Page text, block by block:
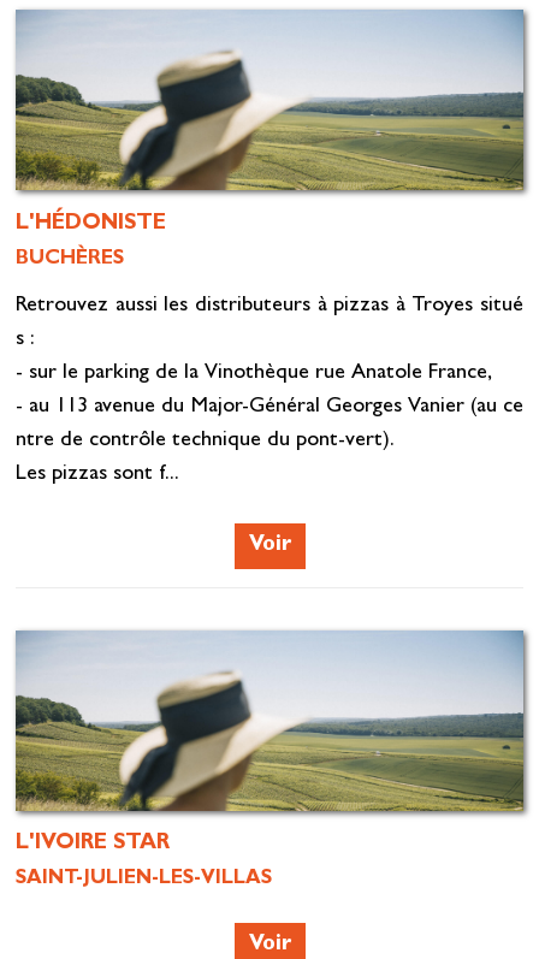
L'HÉDONISTE
BUCHÈRES
Retrouvez aussi les distributeurs à pizzas à Troyes situé
s :
- sur le parking de la Vinothèque rue Anatole France,
- au 113 avenue du Major-Général Georges Vanier (au ce
ntre de contrôle technique du pont-vert).
Les pizzas sont f...
Voir
L'IVOIRE STAR
SAINT-JULIEN-LES-VILLAS
Voir